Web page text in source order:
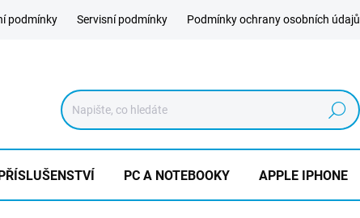
podmínky Servisní podmínky Podmínky ochrany osobních údajů
Hledat
PC A NOTEBOOKY APPLE IPHONE